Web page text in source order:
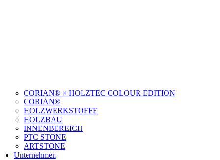
CORIAN® × HOLZTEC COLOUR EDITION
CORIAN®
HOLZWERKSTOFFE
HOLZBAU
INNENBEREICH
PTC STONE
ARTSTONE
Unternehmen